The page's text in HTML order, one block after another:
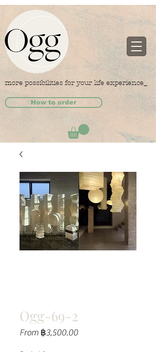
more possibilities for your life experience_
How to order
Ogg-69-2
From ฿3,500.00Sale